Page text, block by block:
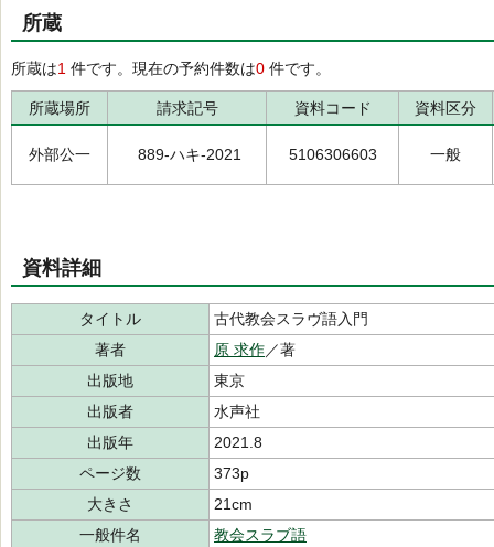
所蔵
所蔵は1 件です。現在の予約件数は0 件です。
所蔵場所 請求記号 資料コード 資料区分
外部公一 889-ハキ-2021 5106306603 一般
資料詳細
タイトル
古代教会スラヴ語入門
著者
原 求作／著
出版地
東京
出版者
水声社
出版年
2021.8
ページ数
373p
大きさ
21cm
一般件名
教会スラブ語